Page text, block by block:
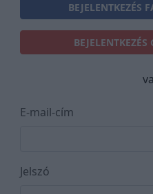
BEJELENTKEZÉS
E-mail-cím
Jelszó